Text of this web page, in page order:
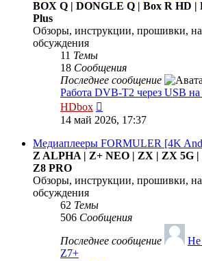
BOX Q | DONGLE Q | Box R HD |
Plus
Обзоры, инструкции, прошивки,
обсуждения
11 Темы
18 Сообщения
Последнее сообщение
Работа DVB-T2 через USB
HDbox
к
последнему
сообщению
14 май 2026, 17:37
Медиаплееры FORMULER [4K
Z ALPHA | Z+ NEO | ZX | ZX 5G |
Z8 PRO
Обзоры, инструкции, прошивки,
обсуждения
62 Темы
506 Сообщения
Последнее сообщение
Не
Z7+